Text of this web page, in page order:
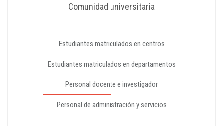
Comunidad universitaria
Estudiantes matriculados en centros
Estudiantes matriculados en departamentos
Personal docente e investigador
Personal de administración y servicios